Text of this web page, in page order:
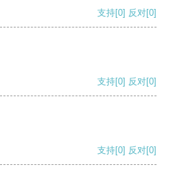
支持[0] 反对[0]
支持[0] 反对[0]
支持[0] 反对[0]